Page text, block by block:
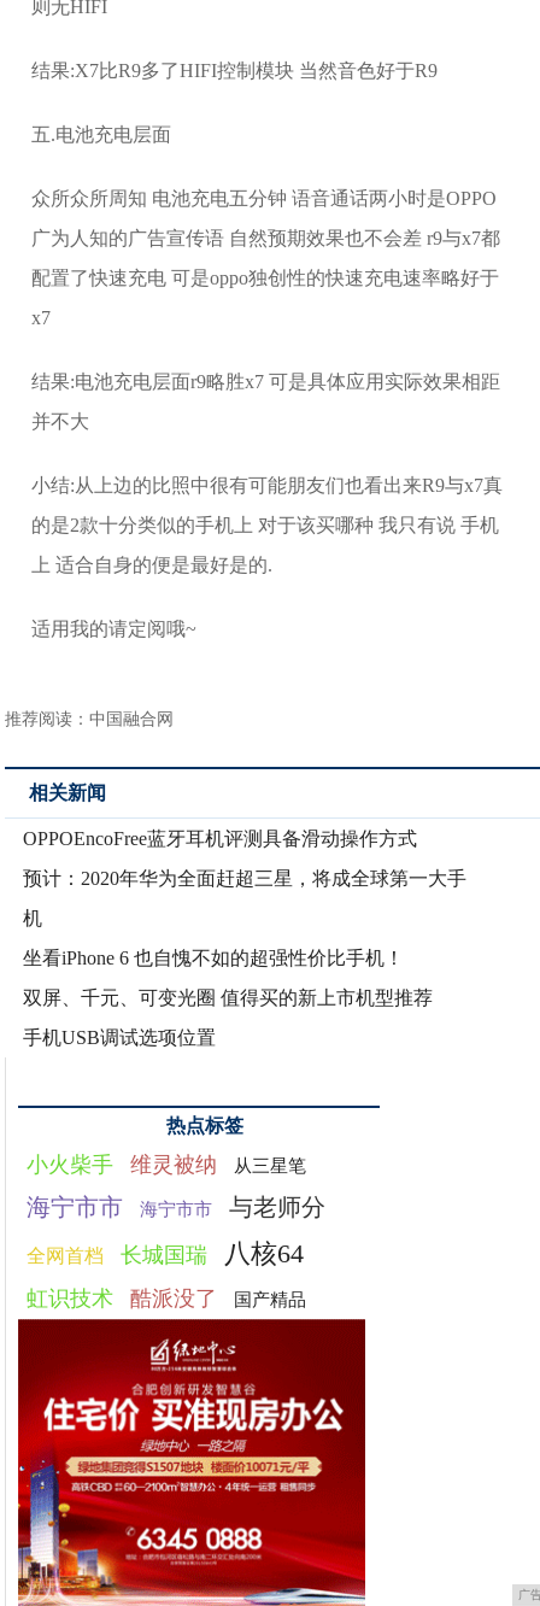
则无HIFI
结果:X7比R9多了HIFI控制模块 当然音色好于R9
五.电池充电层面
众所众所周知 电池充电五分钟 语音通话两小时是OPPO
广为人知的广告宣传语 自然预期效果也不会差 r9与x7都
配置了快速充电 可是oppo独创性的快速充电速率略好于
x7
结果:电池充电层面r9略胜x7 可是具体应用实际效果相距
并不大
小结:从上边的比照中很有可能朋友们也看出来R9与x7真
的是2款十分类似的手机上 对于该买哪种 我只有说 手机
上 适合自身的便是最好是的.
适用我的请定阅哦~
推荐阅读：中国融合网
相关新闻
OPPOEncoFree蓝牙耳机评测具备滑动操作方式
预计：2020年华为全面赶超三星，将成全球第一大手
机
坐看iPhone 6 也自愧不如的超强性价比手机！
双屏、千元、可变光圈 值得买的新上市机型推荐
手机USB调试选项位置
热点标签
小火柴手 维灵被纳 从三星笔
海宁市市 海宁市市 与老师分
全网首档 长城国瑞 八核64
虹识技术 酷派没了 国产精品
广